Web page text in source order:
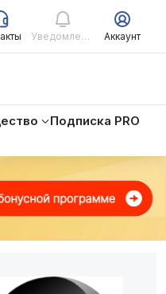
Уведомления Аккаунт
Подписка PRO